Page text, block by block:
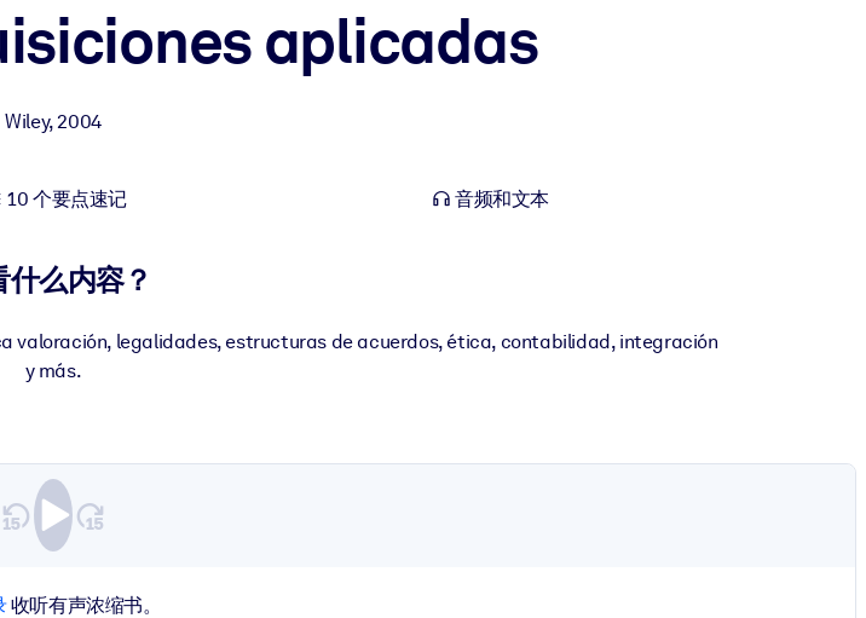
aplicadas
Wiley,2004
10 个要点速记 音频和文本
什么内容？
valoración, legalidades, estructuras de acuerdos, ética, contabilidad, integración
y más.
收听有声浓缩书。